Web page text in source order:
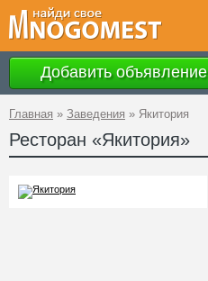
Добавить объявление
Главная » Заведения » Якитория
Ресторан «Якитория»